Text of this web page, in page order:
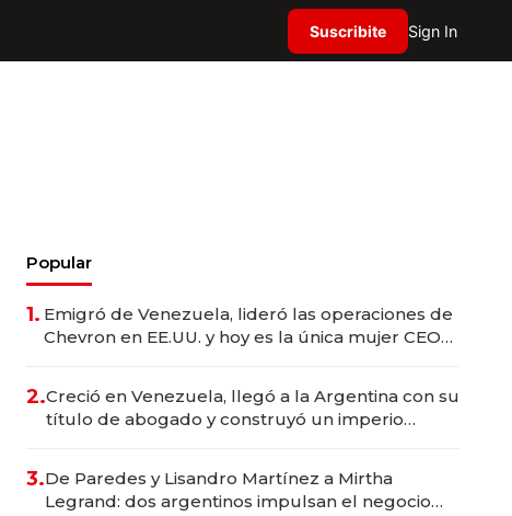
Suscribite Sign In
Popular
1. Emigró de Venezuela, lideró las operaciones de
Chevron en EE.UU. y hoy es la única mujer CEO
2.Creció en Venezuela, llegó a la Argentina con su
título de abogado y construyó un imperio
3.De Paredes y Lisandro Martínez a Mirtha
Legrand: dos argentinos impulsan el negocio